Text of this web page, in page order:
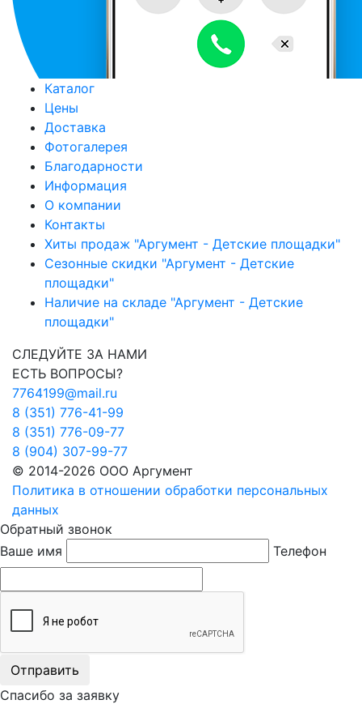
Каталог
Цены
Доставка
Фотогалерея
Благодарности
Информация
О компании
Контакты
Хиты продаж "Аргумент - Детские площадки"
Сезонные скидки "Аргумент - Детские
площадки"
Наличие на складе "Аргумент - Детские
площадки"
СЛЕДУЙТЕ ЗА НАМИ
ЕСТЬ ВОПРОСЫ?
7764199@mail.ru
8 (351) 776-41-99
8 (351) 776-09-77
8 (904) 307-99-77
© 2014-2026 ООО Аргумент
Политика в отношении обработки персональных
данных
Обратный звонок
Ваше имя
Телефон
Отправить
Спасибо за заявку